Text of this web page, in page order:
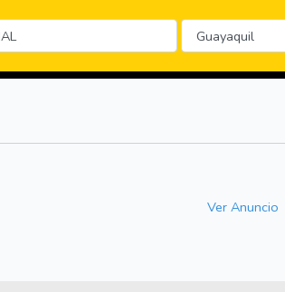
Ver Anuncio